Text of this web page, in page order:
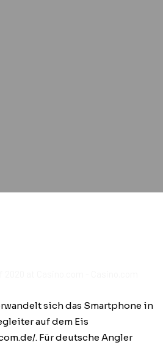
sich das Smartphone in
auf dem Eis
. Für deutsche Angler